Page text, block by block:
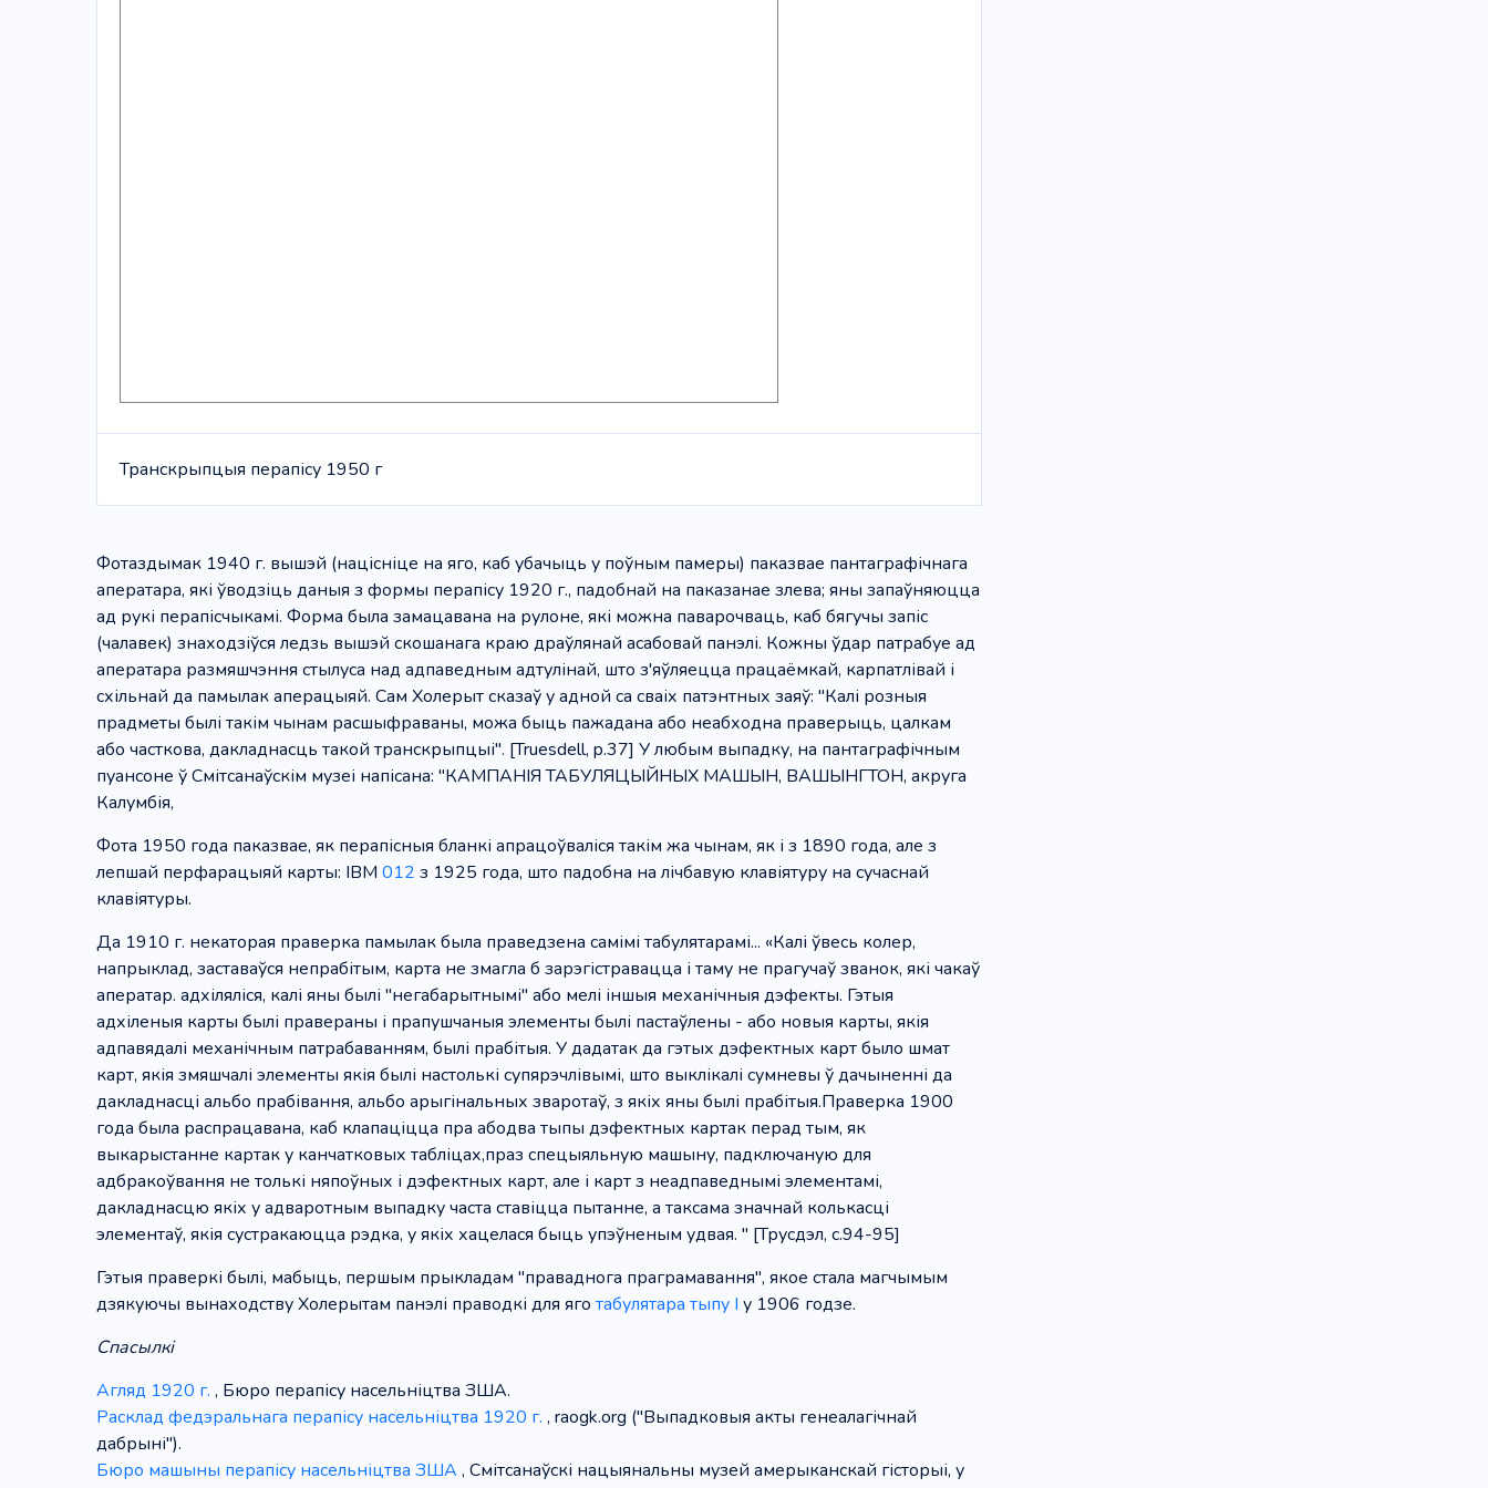
Транскрыпцыя перапісу 1950 г
Фотаздымак 1940 г. вышэй (націсніце на яго, каб убачыць у поўным памеры) паказвае пантаграфічнага
аператара, які ўводзіць даныя з формы перапісу 1920 г., падобнай на паказанае злева; яны запаўняюцца
ад рукі перапісчыкамі. Форма была замацавана на рулоне, які можна паварочваць, каб бягучы запіс
(чалавек) знаходзіўся ледзь вышэй скошанага краю драўлянай асабовай панэлі. Кожны ўдар патрабуе ад
аператара размяшчэння стылуса над адпаведным адтулінай, што з'яўляецца працаёмкай, карпатлівай і
схільнай да памылак аперацыяй. Сам Холерыт сказаў у адной са сваіх патэнтных заяў: "Калі розныя
прадметы былі такім чынам расшыфраваны, можа быць пажадана або неабходна праверыць, цалкам
або часткова, дакладнасць такой транскрыпцыі". [Truesdell, p.37] У любым выпадку, на пантаграфічным
пуансоне ў Смітсанаўскім музеі напісана: "КАМПАНІЯ ТАБУЛЯЦЫЙНЫХ МАШЫН, ВАШЫНГТОН, акруга
Калумбія,
Фота 1950 года паказвае, як перапісныя бланкі апрацоўваліся такім жа чынам, як і з 1890 года, але з
лепшай перфарацыяй карты: IBM 012 з 1925 года, што падобна на лічбавую клавіятуру на сучаснай
клавіятуры.
Да 1910 г. некаторая праверка памылак была праведзена самімі табулятарамі... «Калі ўвесь колер,
напрыклад, заставаўся непрабітым, карта не змагла б зарэгістравацца і таму не прагучаў званок, які чакаў
аператар. адхіляліся, калі яны былі "негабарытнымі" або мелі іншыя механічныя дэфекты. Гэтыя
адхіленыя карты былі правераны і прапушчаныя элементы былі пастаўлены - або новыя карты, якія
адпавядалі механічным патрабаванням, былі прабітыя. У дадатак да гэтых дэфектных карт было шмат
карт, якія змяшчалі элементы якія былі настолькі супярэчлівымі, што выклікалі сумневы ў дачыненні да
дакладнасці альбо прабівання, альбо арыгінальных зваротаў, з якіх яны былі прабітыя.Праверка 1900
года была распрацавана, каб клапаціцца пра абодва тыпы дэфектных картак перад тым, як
выкарыстанне картак у канчатковых табліцах,праз спецыяльную машыну, падключаную для
адбракоўвання не толькі няпоўных і дэфектных карт, але і карт з неадпаведнымі элементамі,
дакладнасцю якіх у адваротным выпадку часта ставіцца пытанне, а таксама значнай колькасці
элементаў, якія сустракаюцца рэдка, у якіх хацелася быць упэўненым удвая. " [Трусдэл, с.94-95]
Гэтыя праверкі былі, мабыць, першым прыкладам "праваднога праграмавання", якое стала магчымым
дзякуючы вынаходству Холерытам панэлі праводкі для яго табулятара тыпу I у 1906 годзе.
Спасылкі
Агляд 1920 г. , Бюро перапісу насельніцтва ЗША.
Расклад федэральнага перапісу насельніцтва 1920 г. , raogk.org ("Выпадковыя акты генеалагічнай
дабрыні").
Бюро машыны перапісу насельніцтва ЗША , Смітсанаўскі нацыянальны музей амерыканскай гісторыі, у